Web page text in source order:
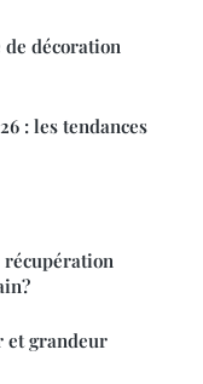
décoration
: les tendances
récupération
et grandeur